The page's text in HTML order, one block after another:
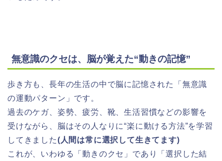
無意識のクセは、脳が覚えた“動きの記憶”
歩き方も、長年の生活の中で脳に記憶された「無意識
の運動パターン」です。
過去のケガ、姿勢、疲労、靴、生活習慣などの影響を
受けながら、脳はその人なりに“楽に動ける方法”を学習
してきました(人間は常に選択して生きてます)
これが、いわゆる「動きのクセ」であり「選択した結